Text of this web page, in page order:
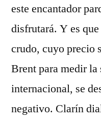
este encantador
disfrutará. Y es
crudo, cuyo precio
Brent para medir
internacional, se
negativo. Clarín